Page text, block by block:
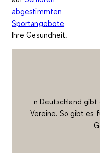
abgestimmten
Sportangebote
Ihre Gesundheit.
In Deutschland
Vereine. So gibt es